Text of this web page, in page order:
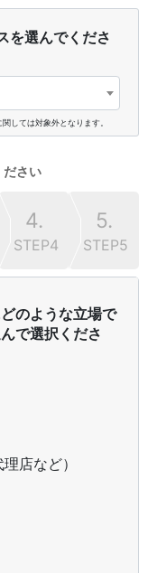
を選んでくださ
しては対象外となります。
ださい
4.
STEP4
5.
STEP5
のような立場で
で選択くださ
店など）